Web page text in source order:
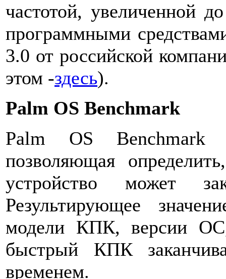
частотой, увеличенной
программными
3.0 от российской
этом -здесь).
Palm OS Benchmark
Palm OS Benchmark
позволяющая
устройство может
Результирующее
модели КПК, версии
быстрый КПК
временем.